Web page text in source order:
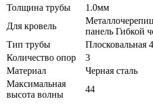
Толщина трубы
1.0мм
Для кровель
панель Гибкой
Тип трубы
Плосковальная
Количество опор
3
Материал
Черная сталь
Максимальная
высота волны
44